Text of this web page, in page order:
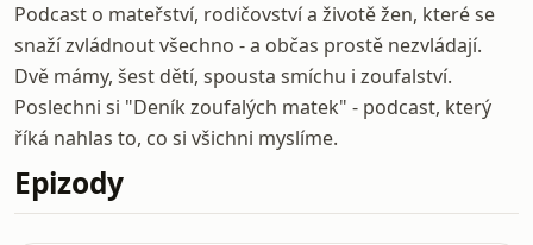
Podcast o mateřství, rodičovství a životě žen, které se
snaží zvládnout všechno - a občas prostě nezvládají.
Dvě mámy, šest dětí, spousta smíchu i zoufalství.
Poslechni si "Deník zoufalých matek" - podcast, který
říká nahlas to, co si všichni myslíme.
Epizody